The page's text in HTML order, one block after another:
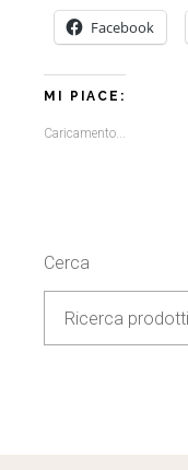
Facebook
MI PIACE:
Caricamento...
Cerca